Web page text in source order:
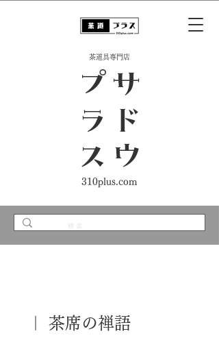
​茶道具専門店
サ
ド
ウ
プ
ラ
ス
310plus.com
｜ 茶席の禅語